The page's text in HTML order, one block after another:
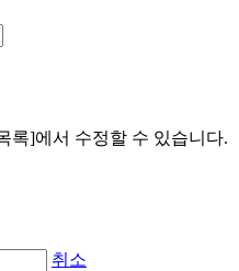
록]에서 수정할 수 있습니다.
취소